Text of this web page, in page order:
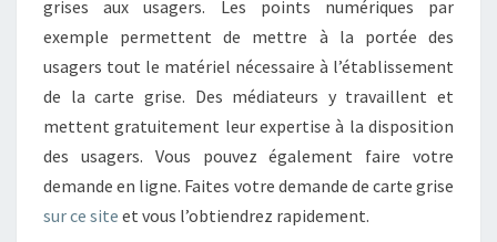
grises aux usagers. Les points numériques par
exemple permettent de mettre à la portée des
usagers tout le matériel nécessaire à l’établissement
de la carte grise. Des médiateurs y travaillent et
mettent gratuitement leur expertise à la disposition
des usagers. Vous pouvez également faire votre
demande en ligne. Faites votre demande de carte grise
sur ce site et vous l’obtiendrez rapidement.